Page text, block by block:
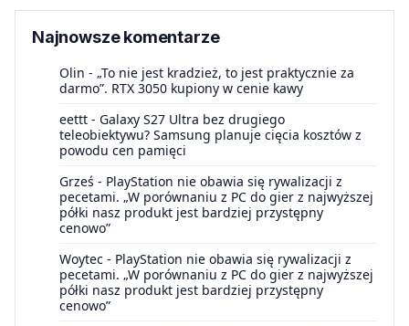
Najnowsze komentarze
Olin - „To nie jest kradzież, to jest praktycznie za
darmo”. RTX 3050 kupiony w cenie kawy
eettt - Galaxy S27 Ultra bez drugiego
teleobiektywu? Samsung planuje cięcia kosztów z
powodu cen pamięci
Grześ - PlayStation nie obawia się rywalizacji z
pecetami. „W porównaniu z PC do gier z najwyższej
półki nasz produkt jest bardziej przystępny
cenowo”
Woytec - PlayStation nie obawia się rywalizacji z
pecetami. „W porównaniu z PC do gier z najwyższej
półki nasz produkt jest bardziej przystępny
cenowo”